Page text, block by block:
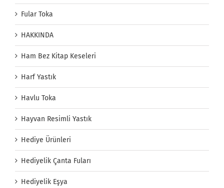
Fular Toka
HAKKINDA
Ham Bez Kitap Keseleri
Harf Yastık
Havlu Toka
Hayvan Resimli Yastık
Hediye Ürünleri
Hediyelik Çanta Fuları
Hediyelik Eşya